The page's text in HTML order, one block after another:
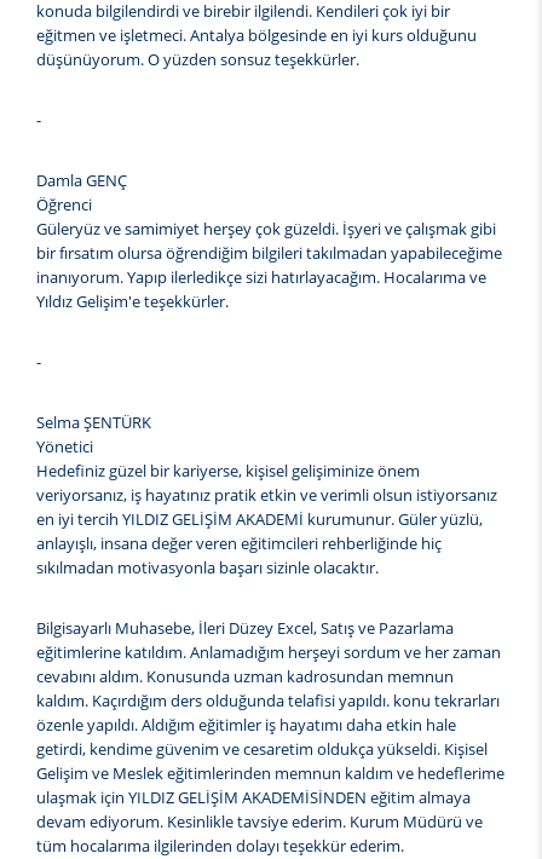
konuda bilgilendirdi ve birebir ilgilendi. Kendileri çok iyi bir
eğitmen ve işletmeci. Antalya bölgesinde en iyi kurs olduğunu
düşünüyorum. O yüzden sonsuz teşekkürler.
-
Damla GENÇ
Öğrenci
Güleryüz ve samimiyet herşey çok güzeldi. İşyeri ve çalışmak gibi
bir fırsatım olursa öğrendiğim bilgileri takılmadan yapabileceğime
inanıyorum. Yapıp ilerledikçe sizi hatırlayacağım. Hocalarıma ve
Yıldız Gelişim'e teşekkürler.
-
Selma ŞENTÜRK
Yönetici
Hedefiniz güzel bir kariyerse, kişisel gelişiminize önem
veriyorsanız, iş hayatınız pratik etkin ve verimli olsun istiyorsanız
en iyi tercih YILDIZ GELİŞİM AKADEMİ kurumunur. Güler yüzlü,
anlayışlı, insana değer veren eğitimcileri rehberliğinde hiç
sıkılmadan motivasyonla başarı sizinle olacaktır.
Bilgisayarlı Muhasebe, İleri Düzey Excel, Satış ve Pazarlama
eğitimlerine katıldım. Anlamadığım herşeyi sordum ve her zaman
cevabını aldım. Konusunda uzman kadrosundan memnun
kaldım. Kaçırdığım ders olduğunda telafisi yapıldı. konu tekrarları
özenle yapıldı. Aldığım eğitimler iş hayatımı daha etkin hale
getirdi, kendime güvenim ve cesaretim oldukça yükseldi. Kişisel
Gelişim ve Meslek eğitimlerinden memnun kaldım ve hedeflerime
ulaşmak için YILDIZ GELİŞİM AKADEMİSİNDEN eğitim almaya
devam ediyorum. Kesinlikle tavsiye ederim. Kurum Müdürü ve
tüm hocalarıma ilgilerinden dolayı teşekkür ederim.